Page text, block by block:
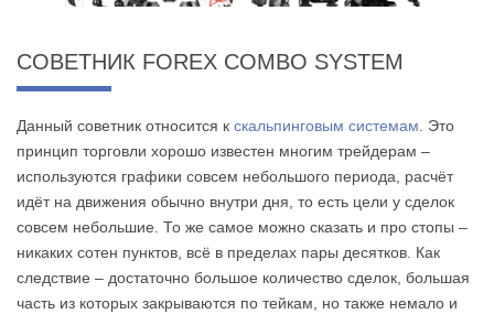
СОВЕТНИК FOREX COMBO SYSTEM
Данный советник относится к скальпинговым системам . Это
принцип торговли хорошо известен многим трейдерам –
используются графики совсем небольшого периода, расчёт
идёт на движения обычно внутри дня, то есть цели у сделок
совсем небольшие. То же самое можно сказать и про стопы –
никаких сотен пунктов, всё в пределах пары десятков. Как
следствие – достаточно большое количество сделок, большая
часть из которых закрываются по тейкам, но также немало и